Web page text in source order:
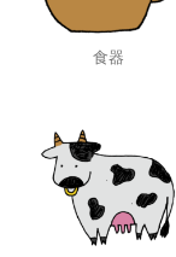
食器